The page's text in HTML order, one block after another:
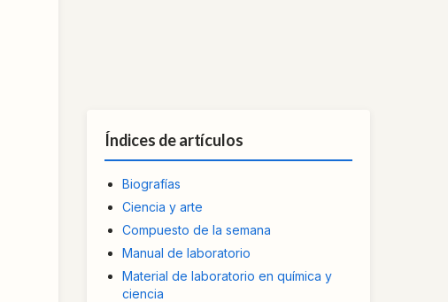
Índices de artículos
Biografías
Ciencia y arte
Compuesto de la semana
Manual de laboratorio
Material de laboratorio en química y
ciencia